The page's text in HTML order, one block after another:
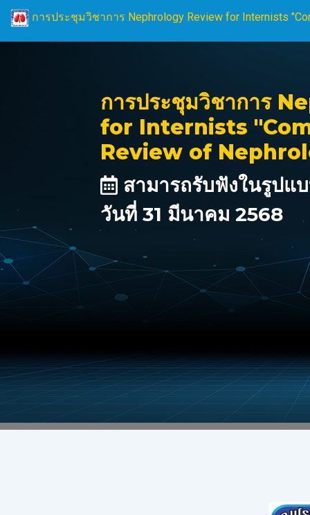
การประชุมวิชาการ Nephrology Review for Internists
การประชุมวิชาการ
for Internists
Review of
สามารถรับฟังในรูปแ
วันที่ 31 มีนาคม 2568